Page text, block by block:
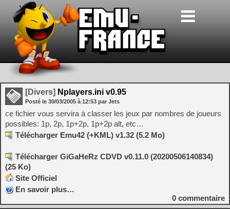
[Divers] Nplayers.ini v0.95
Posté le 30/03/2005 à 12:53 par Jets
ce fichier vous servira à classer les jeux par nombres de joueurs
possibles: 1p, 2p, 1p+2p, 1p+2p alt, etc…
Télécharger Emu42 (+KML) v1.32 (5.2 Mo)
Télécharger GiGaHeRz CDVD v0.11.0 (20200506140834)
(25 Ko)
Site Officiel
En savoir plus…
0 commentaire